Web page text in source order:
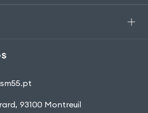
, 93100 Montreuil